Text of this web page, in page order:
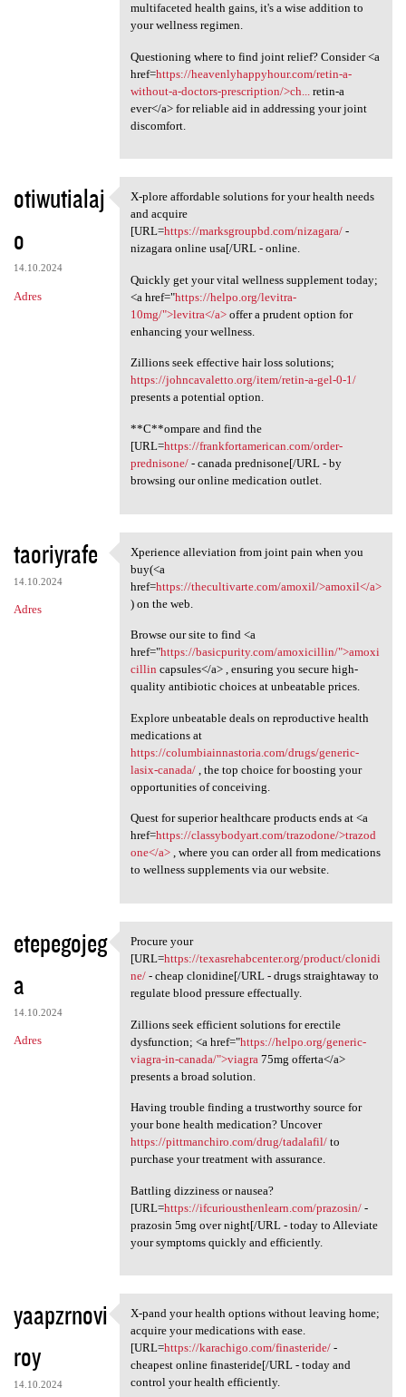
multifaceted health gains, it's a wise addition to
your wellness regimen.
Questioning where to find joint relief? Consider <a
href=https://heavenlyhappyhour.com/retin-a-
without-a-doctors-prescription/>ch...
retin-a
ever</a> for reliable aid in addressing your joint
discomfort.
otiwutialaj
o
14.10.2024
Adres
X-plore affordable solutions
X-plore affordable solutions for your health needs
and acquire
[URL=https://marksgroupbd.com/nizagara/-
nizagara online usa[/URL - online.
Quickly get your vital wellness supplement today;
<a href="https://helpo.org/levitra-
10mg/">levitra</a>offer a prudent option for
enhancing your wellness.
Zillions seek effective hair loss solutions;
https://johncavaletto.org/item/retin-a-gel-0-1/
presents a potential option.
**C**ompare and find the
[URL=https://frankfortamerican.com/order-
prednisone/- canada prednisone[/URL - by
browsing our online medication outlet.
taoriyrafe
14.10.2024
Adres
Xperience alleviation from
Xperience alleviation from joint pain when you
buy(<a
href=https://thecultivarte.com/amoxil/>amoxil</a>
) on the web.
Browse our site to find <a
href="https://basicpurity.com/amoxicillin/">amoxi
cillin capsules</a> , ensuring you secure high-
quality antibiotic choices at unbeatable prices.
Explore unbeatable deals on reproductive health
medications at
https://columbiainnastoria.com/drugs/generic-
lasix-canada/, the top choice for boosting your
opportunities of conceiving.
Quest for superior healthcare products ends at <a
href=https://classybodyart.com/trazodone/>trazod
one</a>, where you can order all from medications
to wellness supplements via our website.
etepegojeg
a
14.10.2024
Adres
Procure your [URL=https:/
Procure your
[URL=https://texasrehabcenter.org/product/clonidi
ne/- cheap clonidine[/URL - drugs straightaway to
regulate blood pressure effectually.
Zillions seek efficient solutions for erectile
dysfunction; <a href="https://helpo.org/generic-
viagra-in-canada/">viagra 75mg offerta</a>
presents a broad solution.
Having trouble finding a trustworthy source for
your bone health medication? Uncover
https://pittmanchiro.com/drug/tadalafil/to
purchase your treatment with assurance.
Battling dizziness or nausea?
[URL=https://ifcuriousthenlearn.com/prazosin/-
prazosin 5mg over night[/URL - today to Alleviate
your symptoms quickly and efficiently.
yaapzrnovi
roy
14.10.2024
X-pand your health options
X-pand your health options without leaving home;
acquire your medications with ease.
[URL=https://karachigo.com/finasteride/-
cheapest online finasteride[/URL - today and
control your health efficiently.